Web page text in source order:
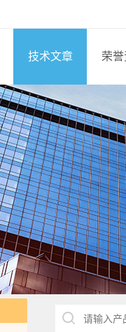
技术文章 荣